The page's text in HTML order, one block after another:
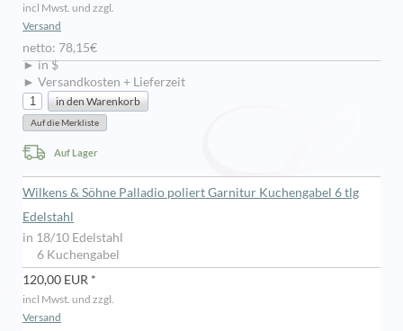
incl Mwst. und zzgl.
Versand
netto: 78,15€
► in $
► Versandkosten + Lieferzeit
Auf Lager
Wilkens & Söhne Palladio poliert Garnitur Kuchengabel 6 tlg
Edelstahl
in 18/10 Edelstahl
6 Kuchengabel
120,00 EUR *
incl Mwst. und zzgl.
Versand